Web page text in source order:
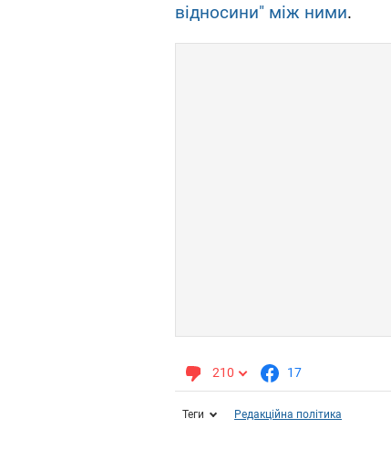
відносини" між ними.
210 17
Теги Редакційна політика